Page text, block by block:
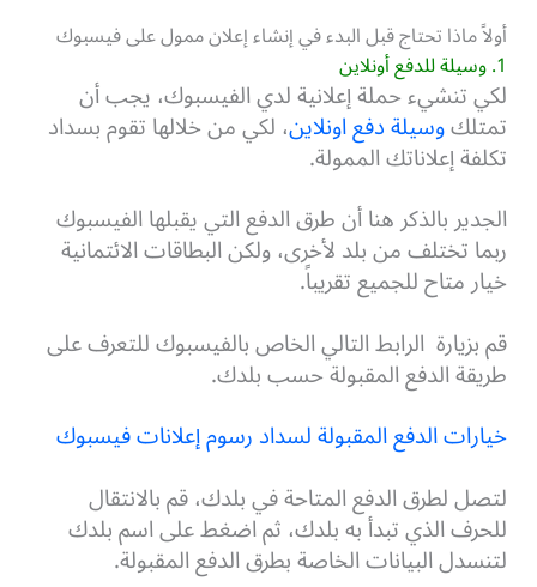
أولاً ماذا تحتاج قبل البدء في إنشاء إعلان ممول على فيسبوك
1. وسيلة للدفع أونلاين
لكي تنشيء حملة إعلانية لدي الفيسبوك، يجب أن
تمتلكوسيلة دفع اونلاين، لكي من خلالها تقوم بسداد
تكلفة إعلاناتك الممولة.
الجدير بالذكر هنا أن طرق الدفع التي يقبلها الفيسبوك
ربما تختلف من بلد لأخرى، ولكن البطاقات الائتمانية
خيار متاح للجميع تقريباً.
قم بزيارة الرابط التالي الخاص بالفيسبوك للتعرف على
طريقة الدفع المقبولة حسب بلدك.
خيارات الدفع المقبولة لسداد رسوم إعلانات فيسبوك
لتصل لطرق الدفع المتاحة في بلدك، قم بالانتقال
للحرف الذي تبدأ به بلدك،ثم اضغط على اسم بلدك
لتنسدل البيانات الخاصة بطرق الدفع المقبولة.